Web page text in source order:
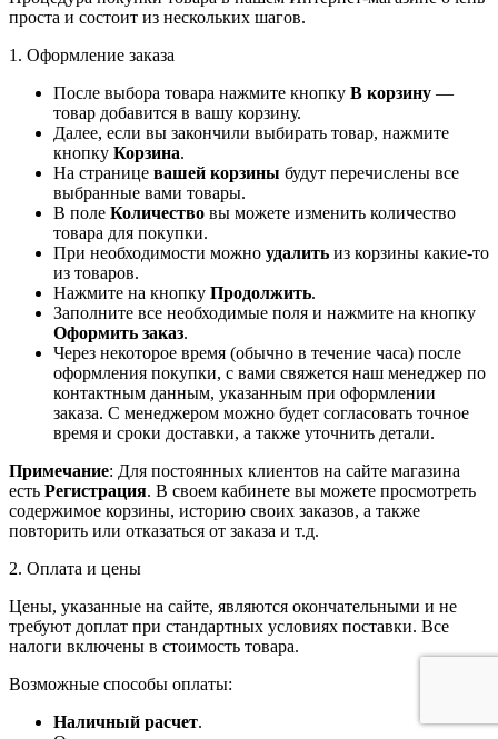
проста и состоит из нескольких шагов.
1. Оформление заказа
После выбора товара нажмите кнопку В корзину —
товар добавится в вашу корзину.
Далее, если вы закончили выбирать товар, нажмите
кнопку Корзина.
На странице вашей корзины будут перечислены все
выбранные вами товары.
В поле Количество вы можете изменить количество
товара для покупки.
При необходимости можно удалить из корзины какие-то
из товаров.
Нажмите на кнопку Продолжить.
Заполните все необходимые поля и нажмите на кнопку
Оформить заказ.
Через некоторое время (обычно в течение часа) после
оформления покупки, с вами свяжется наш менеджер по
контактным данным, указанным при оформлении
заказа. С менеджером можно будет согласовать точное
время и сроки доставки, а также уточнить детали.
Примечание: Для постоянных клиентов на сайте магазина
есть Регистрация. В своем кабинете вы можете просмотреть
содержимое корзины, историю своих заказов, а также
повторить или отказаться от заказа и т.д.
2. Оплата и цены
Цены, указанные на сайте, являются окончательными и не
требуют доплат при стандартных условиях поставки. Все
налоги включены в стоимость товара.
Возможные способы оплаты:
Наличный расчет.